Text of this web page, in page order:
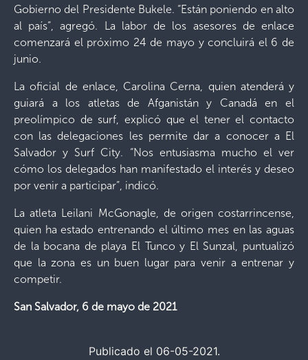
Gobierno del Presidente Bukele. “Están poniendo en alto
al país”, agregó. La labor de los asesores de enlace
comenzará el próximo 24 de mayo y concluirá el 6 de
junio.
La oficial de enlace, Carolina Cerna, quien atenderá y
guiará a los atletas de Afganistán y Canadá en el
preolímpico de surf, explicó que el tener el contacto
con las delegaciones les permite dar a conocer a El
Salvador y Surf City. “Nos entusiasma mucho el ver
cómo los delegados han manifestado el interés y deseo
por venir a participar”, indicó.
La atleta Leilani McGonagle, de origen costarrincense,
quien ha estado entrenando el último mes en las aguas
de la bocana de playa El Tunco y El Sunzal, puntualizó
que la zona es un buen lugar para venir a entrenar y
competir.
San Salvador, 6 de mayo de 2021
Publicado el 06-05-2021.